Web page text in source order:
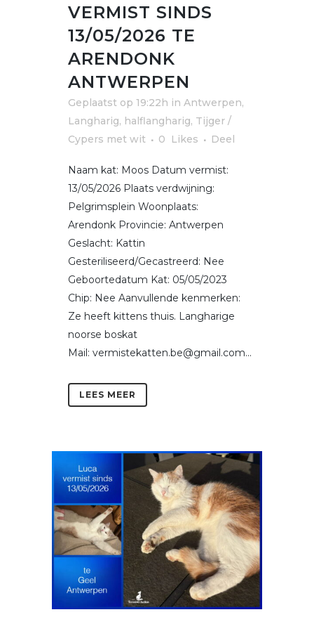
VERMIST SINDS
13/05/2026 TE
ARENDONK
ANTWERPEN
Geplaatst op 19:22h in Antwerpen,
Langharig, halflangharig, Tijger /
Cypers met wit
0 Likes Deel
Naam kat: Moos Datum vermist:
13/05/2026 Plaats verdwijning:
Pelgrimsplein Woonplaats:
Arendonk Provincie: Antwerpen
Geslacht: Kattin
Gesteriliseerd/Gecastreerd: Nee
Geboortedatum Kat: 05/05/2023
Chip: Nee Aanvullende kenmerken:
Ze heeft kittens thuis. Langharige
noorse boskat
Mail: vermistekatten.be@gmail.com...
LEES MEER